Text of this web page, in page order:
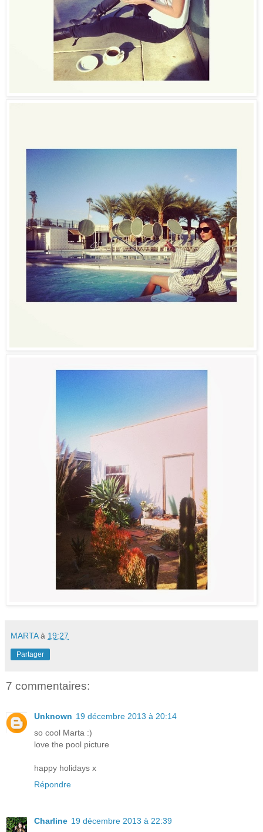
MARTA à 19:27
Partager
7 commentaires:
Unknown 19 décembre 2013 à 20:14
so cool Marta :)
love the pool picture
happy holidays x
Répondre
Charline 19 décembre 2013 à 22:39